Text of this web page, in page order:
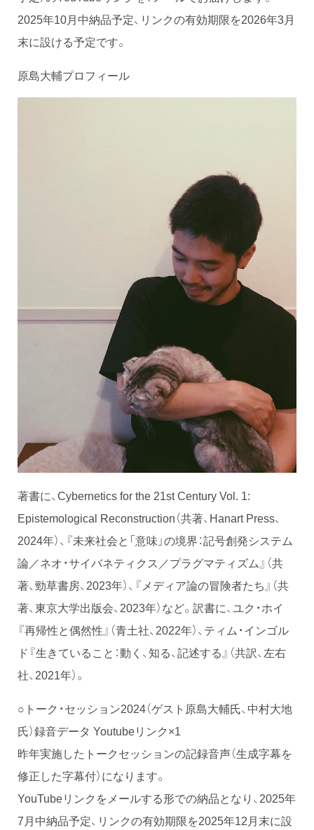
2025年10月中納品予定、リンクの有効期限を2026年3月
末に設ける予定です。
原島大輔プロフィール
著書に、Cybernetics for the 21st Century Vol. 1:
Epistemological Reconstruction（共著、Hanart Press、
2024年）、『未来社会と「意味」の境界：記号創発システム
論／ネオ・サイバネティクス／プラグマティズム』（共
著、勁草書房、2023年）、『メディア論の冒険者たち』（共
著、東京大学出版会、2023年）など。訳書に、ユク・ホイ
『再帰性と偶然性』（青土社、2022年）、ティム・インゴル
ド『生きていること：動く、知る、記述する』（共訳、左右
社、2021年）。
○トーク・セッション2024（ゲスト原島大輔氏、中村大地
氏）録音データ Youtubeリンク×1
昨年実施したトークセッションの記録音声（生成字幕を
修正した字幕付）になります。
YouTubeリンクをメールする形での納品となり、2025年
7月中納品予定、リンクの有効期限を2025年12月末に設